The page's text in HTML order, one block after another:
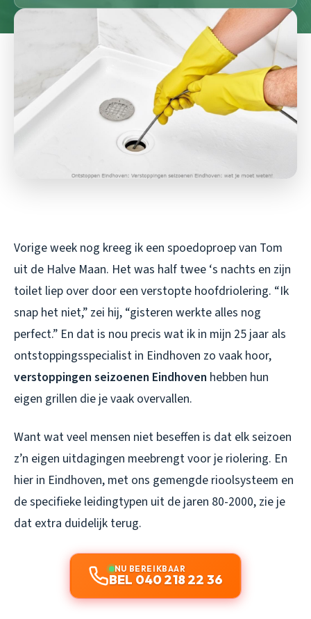
Vorige week nog kreeg ik een spoedoproep van Tom
uit de Halve Maan. Het was half twee ‘s nachts en zijn
toilet liep over door een verstopte hoofdriolering. “Ik
snap het niet,” zei hij, “gisteren werkte alles nog
perfect.” En dat is nou precis wat ik in mijn 25 jaar als
ontstoppingsspecialist in Eindhoven zo vaak hoor,
verstoppingen seizoenen Eindhoven hebben hun
eigen grillen die je vaak overvallen.
Want wat veel mensen niet beseffen is dat elk seizoen
z’n eigen uitdagingen meebrengt voor je riolering. En
hier in Eindhoven, met ons gemengde rioolsysteem en
de specifieke leidingtypen uit de jaren 80-2000, zie je
dat extra duidelijk terug.
NU BEREIKBAAR
BEL 040 218 22 36